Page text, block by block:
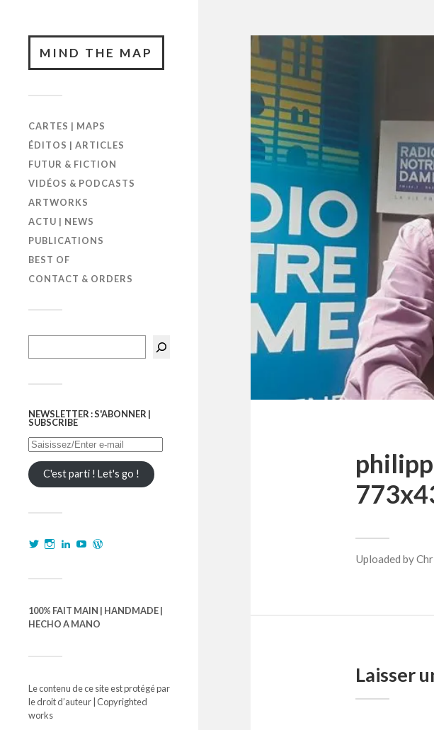
MIND THE MAP
CARTES | MAPS
ÉDITOS | ARTICLES
FUTUR & FICTION
VIDÉOS & PODCASTS
ARTWORKS
ACTU | NEWS
PUBLICATIONS
BEST OF
CONTACT & ORDERS
NEWSLETTER : S'ABONNER |
SUBSCRIBE
C'est parti ! Let's go !
100% FAIT MAIN | HANDMADE |
HECHO A MANO
Le contenu de ce site est protégé par
le droit d’auteur | Copyrighted
works
Uploaded by
Laisser